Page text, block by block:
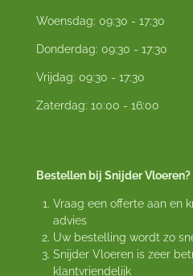
Woensdag: 09:30 - 17:30
Donderdag: 09:30 - 17:30
Vrijdag: 09:30 - 17:30
Zaterdag: 10:00 - 16:00
Bestellen bij Snijder
Vraag een offerte aan en
advies
Uw bestelling wordt zo
Snijder Vloeren is zeer
klantvriendelijk